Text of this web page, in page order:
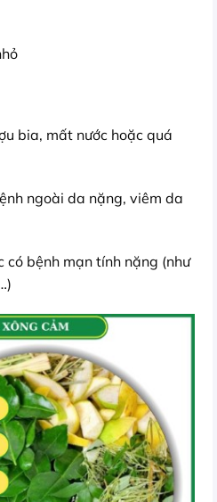
bia, mất nước hoặc quá
ngoài da nặng, viêm da
có bệnh mạn tính nặng (như